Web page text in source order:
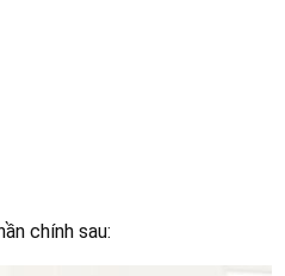
chính sau: